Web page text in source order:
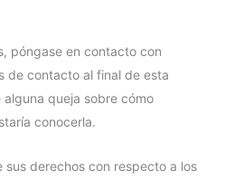
póngase en contacto con
de contacto al final de esta
alguna queja sobre cómo
conocerla.
sus derechos con respecto a los